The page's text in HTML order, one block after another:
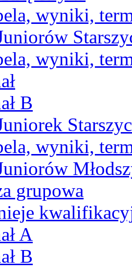
wyniki,
wyniki,
B
wyniki,
grupowa
A
B